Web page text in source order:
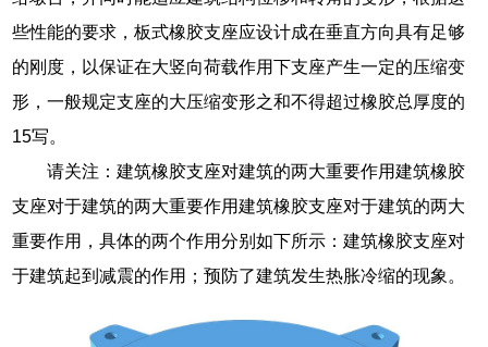
些性能的要求，板式橡胶支座应设计成在垂直方向具有足够
的刚度，以保证在大竖向荷载作用下支座产生一定的压缩变
形，一般规定支座的大压缩变形之和不得超过橡胶总厚度的
15写。
请关注：建筑橡胶支座对建筑的两大重要作用建筑橡胶
支座对于建筑的两大重要作用建筑橡胶支座对于建筑的两大
重要作用，具体的两个作用分别如下所示：建筑橡胶支座对
于建筑起到减震的作用；预防了建筑发生热胀冷缩的现象。